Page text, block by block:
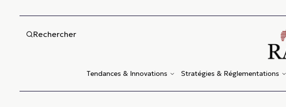
Rechercher
Tendances & Innovations Stratégies & Réglementations